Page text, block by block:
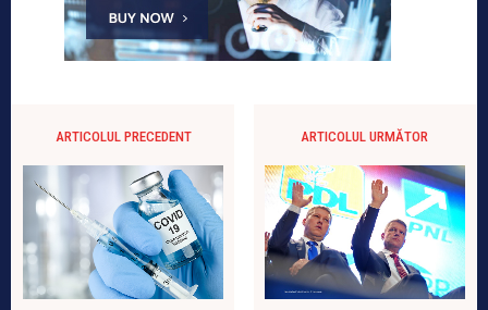
ARTICOLUL PRECEDENT ARTICOLUL URMĂTOR